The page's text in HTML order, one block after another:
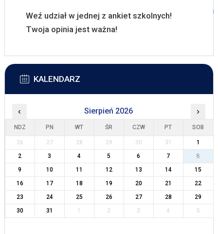
Weź udział w jednej z ankiet szkolnych!
Twoja opinia jest ważna!
KALENDARZ
‹ Sierpień 2026 ›
NDZ PN WT ŚR CZW PT SOB
26 27 28 29 30 31
1
2
3 4 5 6 7
8
9
10 11 12 13 14
15
16
17 18 19 20 21
22
23
24 25 26 27 28
29
30
31 1 2 3 4 5